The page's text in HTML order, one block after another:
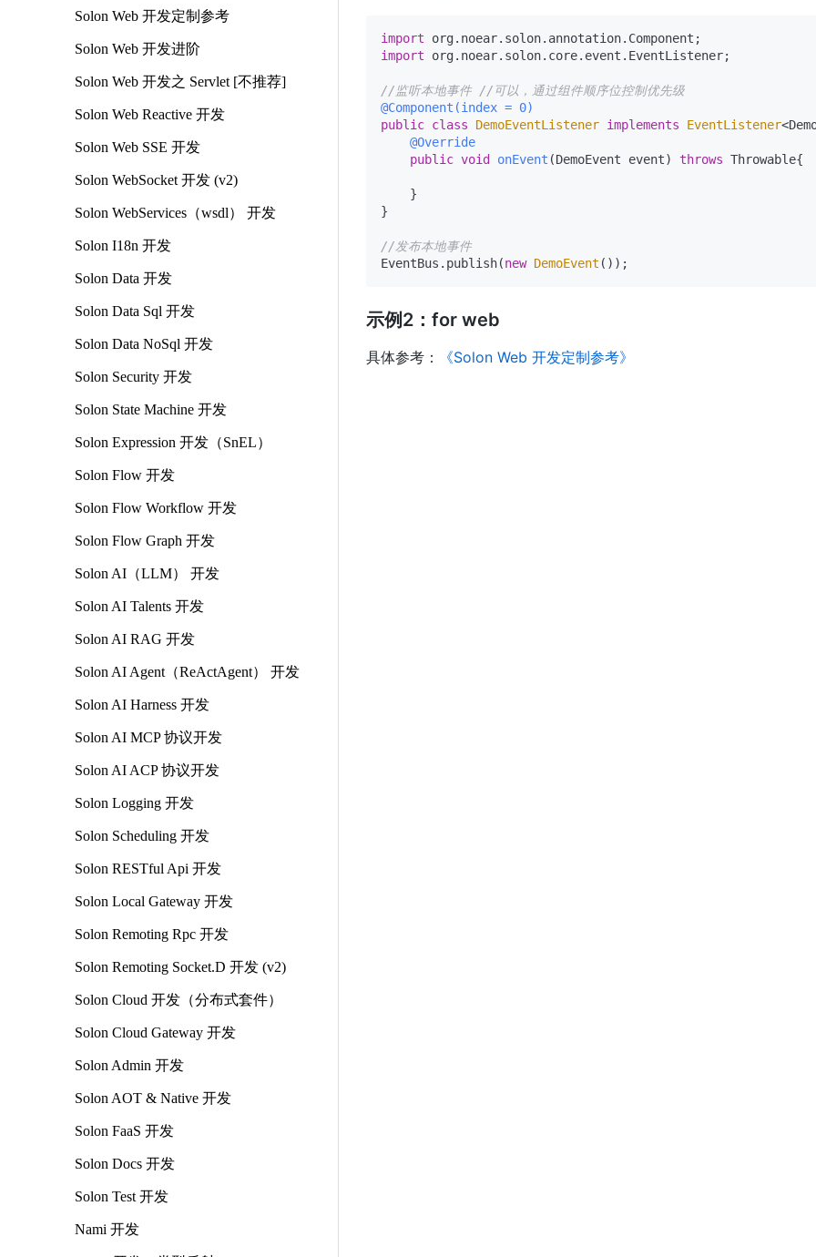
Solon Web 开发定制参考
Solon Web 开发进阶
Solon Web 开发之 Servlet [不推荐]
Solon Web Reactive 开发
Solon Web SSE 开发
Solon WebSocket 开发 (v2)
Solon WebServices（wsdl） 开发
Solon I18n 开发
Solon Data 开发
Solon Data Sql 开发
Solon Data NoSql 开发
Solon Security 开发
Solon State Machine 开发
Solon Expression 开发（SnEL）
Solon Flow 开发
Solon Flow Workflow 开发
Solon Flow Graph 开发
Solon AI（LLM） 开发
Solon AI Talents 开发
Solon AI RAG 开发
Solon AI Agent（ReActAgent） 开发
Solon AI Harness 开发
Solon AI MCP 协议开发
Solon AI ACP 协议开发
Solon Logging 开发
Solon Scheduling 开发
Solon RESTful Api 开发
Solon Local Gateway 开发
Solon Remoting Rpc 开发
Solon Remoting Socket.D 开发 (v2)
Solon Cloud 开发（分布式套件）
Solon Cloud Gateway 开发
Solon Admin 开发
Solon AOT & Native 开发
Solon FaaS 开发
Solon Docs 开发
Solon Test 开发
Nami 开发
import
import org.noear.solon.core.event.EventListener;
//监听本地事件 //可以，通过组件顺序位控制优先级
@Component(index = 0)
public class DemoEventListener implements EventListener
@Override
public void onEvent (DemoEvent event) throws Throwable{
    }
}
//发布本地事件
EventBus.publish(new DemoEvent
示例2：for web
具体参考： 《Solon Web 开发定制参考》